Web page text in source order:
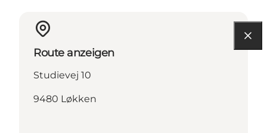
Route anzeigen
Studievej 10
9480 Løkken